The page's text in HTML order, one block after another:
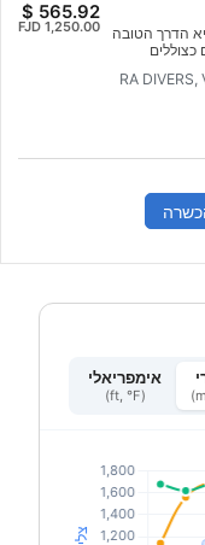
הדרך הטובה
במים כדי
כדי להרגיש
תכנית
RA
אימפריאלי
(ft, °F)